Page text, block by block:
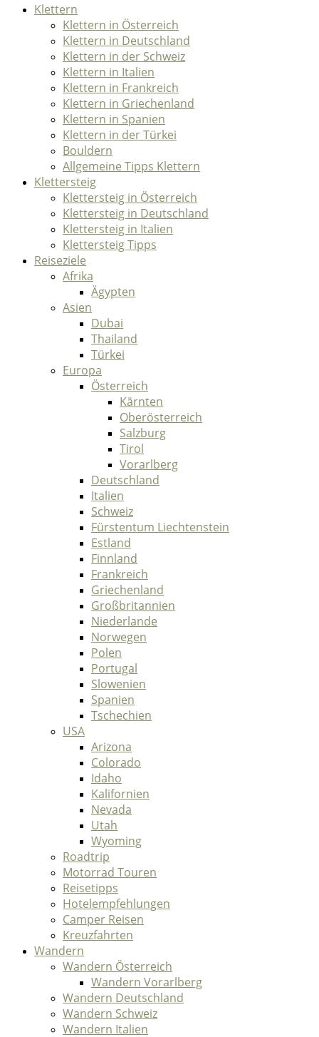
Klettern
Klettern in Österreich
Klettern in Deutschland
Klettern in der Schweiz
Klettern in Italien
Klettern in Frankreich
Klettern in Griechenland
Klettern in Spanien
Klettern in der Türkei
Bouldern
Allgemeine Tipps Klettern
Klettersteig
Klettersteig in Österreich
Klettersteig in Deutschland
Klettersteig in Italien
Klettersteig Tipps
Reiseziele
Afrika
Ägypten
Asien
Dubai
Thailand
Türkei
Europa
Österreich
Kärnten
Oberösterreich
Salzburg
Tirol
Vorarlberg
Deutschland
Italien
Schweiz
Fürstentum Liechtenstein
Estland
Finnland
Frankreich
Griechenland
Großbritannien
Niederlande
Norwegen
Polen
Portugal
Slowenien
Spanien
Tschechien
USA
Arizona
Colorado
Idaho
Kalifornien
Nevada
Utah
Wyoming
Roadtrip
Motorrad Touren
Reisetipps
Hotelempfehlungen
Camper Reisen
Kreuzfahrten
Wandern
Wandern Österreich
Wandern Vorarlberg
Wandern Deutschland
Wandern Schweiz
Wandern Italien